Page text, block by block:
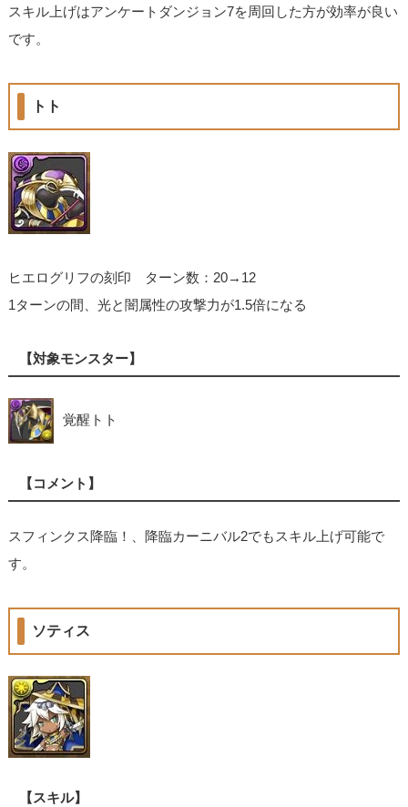
スキル上げはアンケートダンジョン7を周回した方が効率が良い
です。
トト
ヒエログリフの刻印 ターン数：20→12
1ターンの間、光と闇属性の攻撃力が1.5倍になる
【対象モンスター】
覚醒トト
【コメント】
スフィンクス降臨！、降臨カーニバル2でもスキル上げ可能で
す。
ソティス
【スキル】